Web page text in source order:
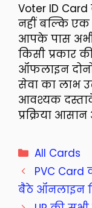
Voter ID
नहीं बल्कि एक
आपके पास
किसी प्रकार
ऑफलाइन
सेवा का लाभ
आवश्यक
प्रक्रिया
Categories
All Cards
PVC Card
बैठे ऑनलाइन